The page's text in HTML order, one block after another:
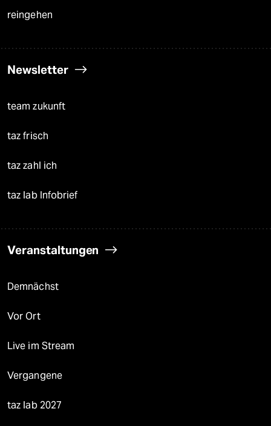
reingehen
Newsletter
team zukunft
taz frisch
taz zahl ich
taz lab Infobrief
Veranstaltungen
Demnächst
Vor Ort
Live im Stream
Vergangene
taz lab 2027